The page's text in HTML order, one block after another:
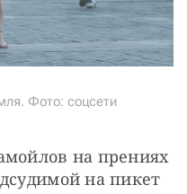
Фото: соцсети
на прениях
на пикет